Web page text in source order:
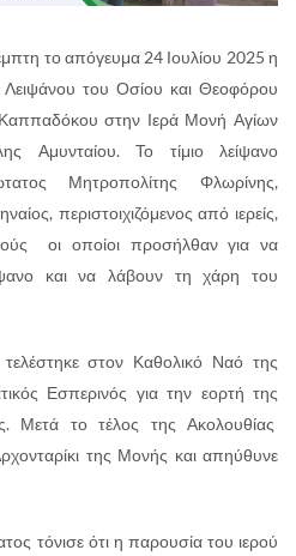
το απόγευμα 24 Ιουλίου 2025 η
του Οσίου και Θεοφόρου
στην Ιερά Μονή Αγίων
Αμυνταίου. Το τίμιο λείψανο
Μητροπολίτης Φλωρίνης,
περιστοιχιζόμενος από ιερείς,
οι οποίοι προσήλθαν για να
και να λάβουν τη χάρη του
στον Καθολικό Ναό της
Εσπερινός για την εορτή της
Μετά το τέλος της Ακολουθίας
της Μονής και απηύθυνε
τόνισε ότι η παρουσία του ιερού